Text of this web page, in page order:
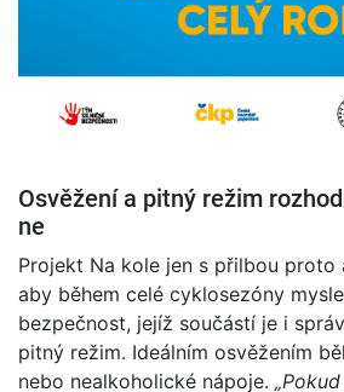
Osvěžení a pitný režim
ne
Projekt Na kole jen s přilbou proto
aby během celé cyklosezóny
bezpečnost, jejíž součástí je i
pitný režim. Ideálním osvěžením
nebo nealkoholické nápoje. „